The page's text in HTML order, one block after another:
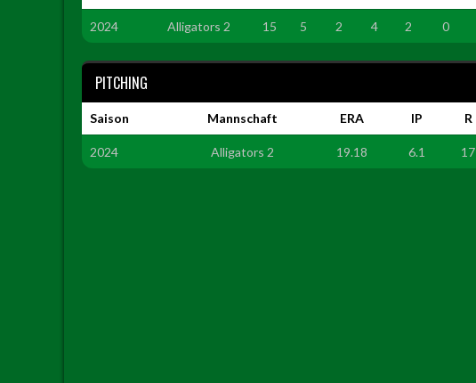
2024 Alligators 2 15 5 2 4 2 0
PITCHING
Saison Mannschaft ERA IP R
2024 Alligators 2 19.18 6.1 17